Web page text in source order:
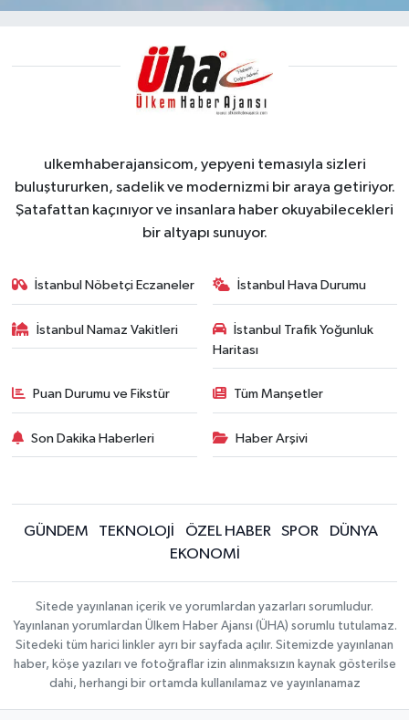
ulkemhaberajansicom, yepyeni temasıyla sizleri
buluştururken, sadelik ve modernizmi bir araya getiriyor.
Şatafattan kaçınıyor ve insanlara haber okuyabilecekleri
bir altyapı sunuyor.
İstanbul Nöbetçi Eczaneler İstanbul Hava Durumu
İstanbul Namaz Vakitleri
İstanbul Trafik Yoğunluk
Haritası
Puan Durumu ve Fikstür Tüm Manşetler
Son Dakika Haberleri Haber Arşivi
GÜNDEM TEKNOLOJİ ÖZEL HABER SPOR
DÜNYA
EKONOMİ
Sitede yayınlanan içerik ve yorumlardan yazarları sorumludur.
Yayınlanan yorumlardan Ülkem Haber Ajansı (ÜHA) sorumlu tutulamaz.
Sitedeki tüm harici linkler ayrı bir sayfada açılır. Sitemizde yayınlanan
haber, köşe yazıları ve fotoğraflar izin alınmaksızın kaynak gösterilse
dahi, herhangi bir ortamda kullanılamaz ve yayınlanamaz